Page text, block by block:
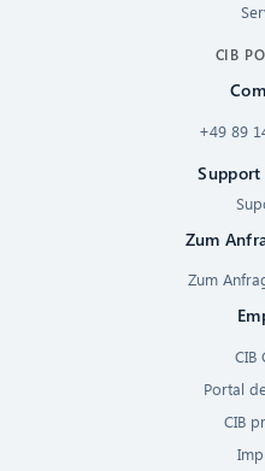
CIB
+49 89
Zum
Zum
CIB
Portal
CIB